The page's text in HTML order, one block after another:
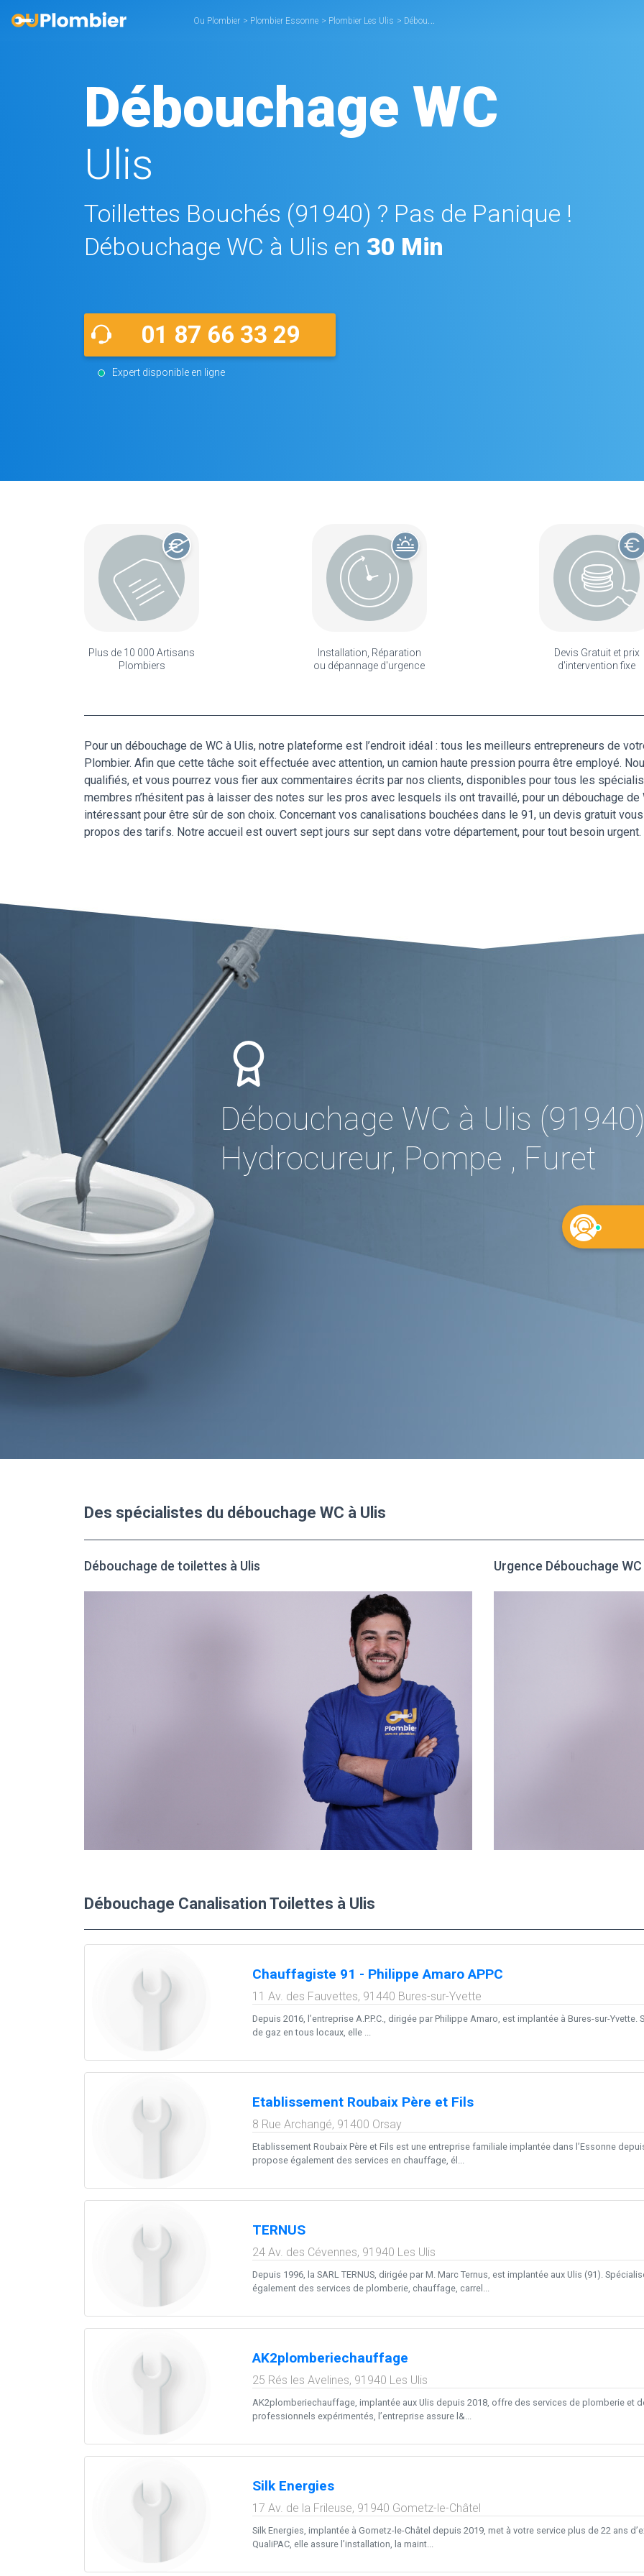
Ou Plombier > Plombier Essonne > Plombier Les Ulis > Débouchage WC Ulis
Débouchage WC
Ulis
Toillettes Bouchés (91940) ? Pas de Panique !
Débouchage WC à Ulis en 30 Min
01 87 66 33 29
Expert disponible en ligne
Plus de 10 000 Artisans
Plombiers
Installation, Réparation
ou dépannage d'urgence
Devis Gratuit et prix
d'intervention fixe
Pour un débouchage de WC à Ulis, notre plateforme est l’endroit idéal : tous les meilleurs entrepreneurs de
Plombier. Afin que cette tâche soit effectuée avec attention, un camion haute pression pourra être employé.
qualifiés, et vous pourrez vous fier aux commentaires écrits par nos clients, disponibles pour tous les
membres n’hésitent pas à laisser des notes sur les pros avec lesquels ils ont travaillé, pour un débouchage de
intéressant pour être sûr de son choix. Concernant vos canalisations bouchées dans le 91, un devis gratuit
propos des tarifs. Notre accueil est ouvert sept jours sur sept dans votre département, pour tout besoin urgent.
Débouchage WC à Ulis
Hydrocureur, Pompe , Furet
Des spécialistes du débouchage WC à Ulis
Débouchage de toilettes à Ulis Urgence Débouchage WC
Débouchage Canalisation Toilettes à Ulis
Chauffagiste 91 - Philippe Amaro APPC
11 Av. des Fauvettes, 91440 Bures-sur-Yvette
Depuis 2016, l’entreprise A.P.P.C., dirigée par Philippe Amaro, est implantée à Bures-sur-
de gaz en tous locaux, elle ...
Etablissement Roubaix Père et Fils
8 Rue Archangé, 91400 Orsay
Etablissement Roubaix Père et Fils est une entreprise familiale implantée dans l’Essonne
propose également des services en chauffage, él...
TERNUS
24 Av. des Cévennes, 91940 Les Ulis
Depuis 1996, la SARL TERNUS, dirigée par M. Marc Ternus, est implantée aux Ulis (91).
également des services de plomberie, chauffage, carrel...
AK2plomberiechauffage
25 Rés les Avelines, 91940 Les Ulis
AK2plomberiechauffage, implantée aux Ulis depuis 2018, offre des services de plomberie et
professionnels expérimentés, l’entreprise assure l&...
Silk Energies
17 Av. de la Frileuse, 91940 Gometz-le-Châtel
Silk Energies, implantée à Gometz-le-Châtel depuis 2019, met à votre service plus de 22 ans
QualiPAC, elle assure l’installation, la maint...